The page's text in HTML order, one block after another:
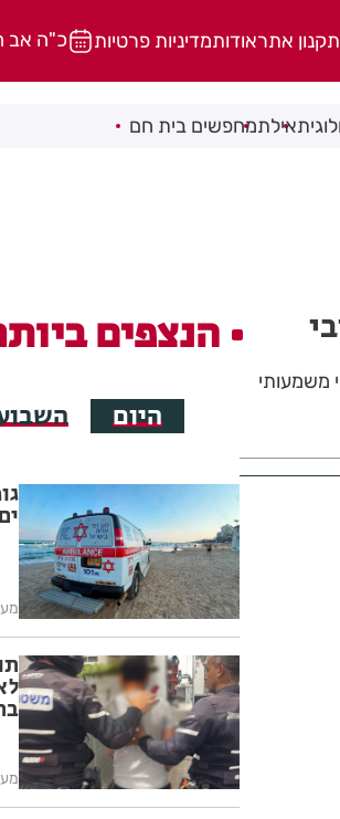
תקנון אתראודותמדיניות פרטיות כ"ה אב
אילתמחפשים בית חם
משמעותי
הנצפים
היום
ים
בת